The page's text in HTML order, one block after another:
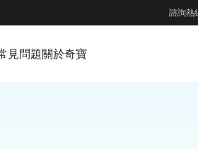
諮詢
見問題關於奇寶